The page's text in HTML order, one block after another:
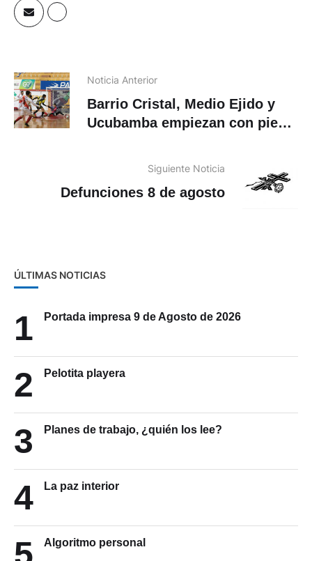
Noticia Anterior
Barrio Cristal, Medio Ejido y
Ucubamba empiezan con pie
Siguiente Noticia
Defunciones 8 de agosto
ÚLTIMAS NOTICIAS
1 Portada impresa 9 de Agosto de 2026
2 Pelotita playera
3 Planes de trabajo, ¿quién los lee?
4 La paz interior
Algoritmo personal